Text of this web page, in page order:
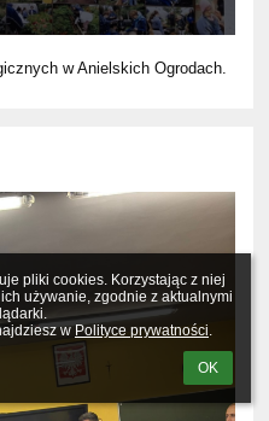
pliki cookies. Korzystając z niej
używanie, zgodnie z aktualnymi
w Polityce prywatności.
OK
w Anielskich Ogrodach.